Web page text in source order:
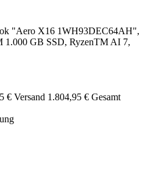
"Aero X16 1WH93DEC64AH",
1.000 GB SSD, RyzenTM AI 7,
€ Versand 1.804,95 € Gesamt